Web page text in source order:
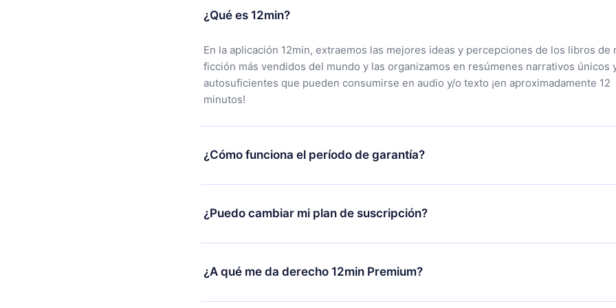
¿Qué es 12min?
En la aplicación 12min, extraemos las mejores ideas y percepciones de los libros de
ficción más vendidos del mundo y las organizamos en resúmenes narrativos únicos
autosuficientes que pueden consumirse en audio y/o texto ¡en aproximadamente 12
minutos!
¿Cómo funciona el período de garantía?
Puedes descargar nuestra aplicación y comenzar a disfrutar de nuestra biblioteca.
alguna razón no estás satisfecho con nuestra plataforma, simplemente contacta a
nuestro equipo de soporte (
contacto@12min.com
¿Puedo cambiar mi plan de suscripción?
Sí, pero el cambio solo se aplicará a partir del próximo período de facturación. Por
ejemplo, si decides cambiar tu suscripción mensual a anual, después de confirmar el
cambio al plan anual, el nuevo plan solo se aplicará y cobrará después del aniversario
¿A qué me da derecho 12min Premium?